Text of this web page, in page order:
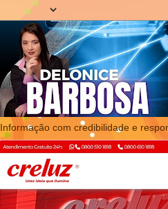
Informação com credibilidade e